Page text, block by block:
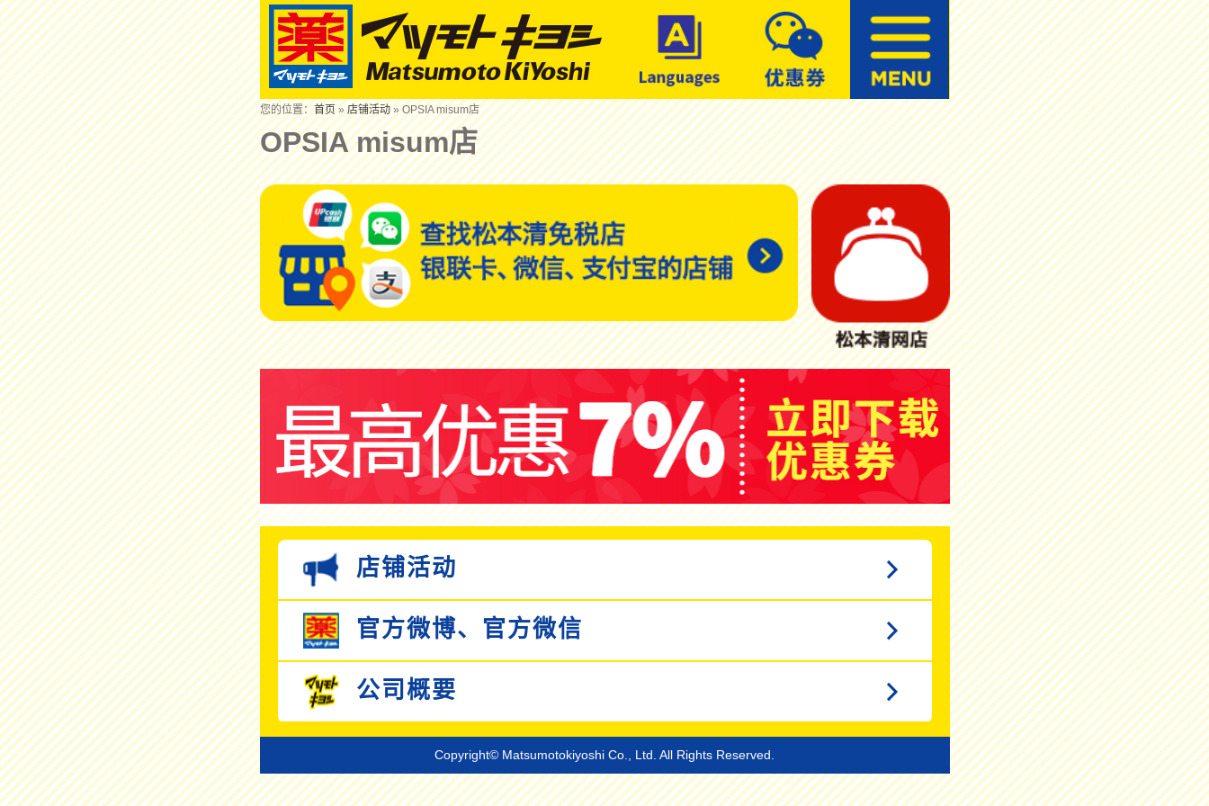
您的位置：首页»店铺活动» OPSIA misum店
OPSIA misum店
店铺活动
官方微博、 官方微信
公司概要
Copyright© Matsumotokiyoshi Co., Ltd. All Rights Reserved.